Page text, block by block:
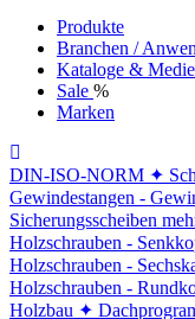
Produkte
Branchen /
Kataloge &
Sale %
Marken
DIN-ISO-NORM ✦
Gewindestangen -
Sicherungsscheiben
Holzschrauben -
Holzschrauben -
Holzschrauben -
Holzbau ✦